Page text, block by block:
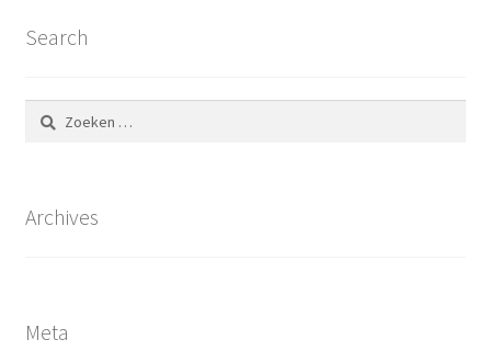
Search
Zoeken
naar:
Archives
Meta